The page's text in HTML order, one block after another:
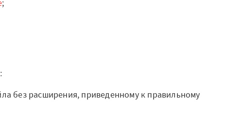
;
без расширения, приведенному к правильному